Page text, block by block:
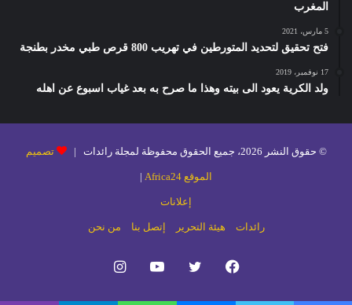
المغرب
5 مارس، 2021
فتح تحقيق لتحديد المتورطين في تهريب 800 قرص طبي مخدر بطنجة
17 نوفمبر، 2019
ولد الكرية يعود الى بيته وهذا ما صرح به بعد غياب اسبوع عن اهله
© حقوق النشر 2026، جميع الحقوق محفوظة لمجلة رائدات | تصميم
الموقع Africa24 |
إعلانات
رائدات هيئة التحرير إتصل بنا من نحن
فيسبوك تويتر يوتيوبانستقرام